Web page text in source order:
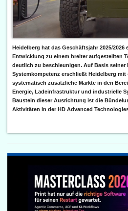
Heidelberg hat das Geschäftsjahr 2025/
Entwicklung zu einem breiter aufgestellten
deutlich zu beschleunigen. Auf Basis seiner
Systemkompetenz erschließt Heidelberg mit
systematisch zusätzliche Märkte in den
Energie, Ladeinfrastruktur und industrielle
Baustein dieser Ausrichtung ist die
Aktivitäten in der HD Advanced